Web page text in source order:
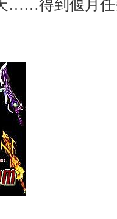
……得到偃月任